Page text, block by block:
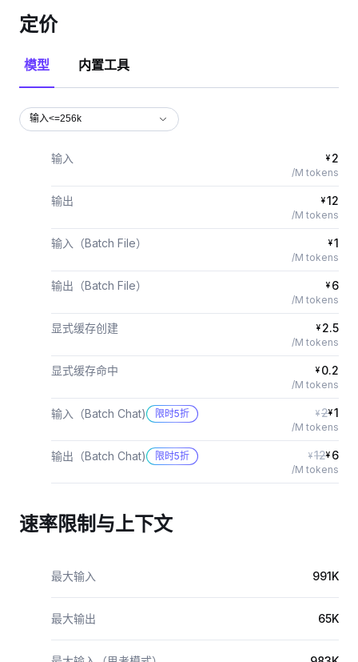
定价
模型 内置工具
输入<=256k
输入 ¥ 2
/M tokens
输出 ¥12
/M tokens
输入（Batch File） ¥1
/M tokens
输出（Batch File） ¥ 6
/M tokens
显式缓存创建 ¥ 2.5
/M tokens
显式缓存命中 ¥ 0.2
/M tokens
输入（Batch Chat) 限时5折 ¥2¥1
/M tokens
输出（Batch Chat) 限时5折 ¥12¥ 6
/M tokens
速率限制与上下文
最大输入 991K
最大输出 65K